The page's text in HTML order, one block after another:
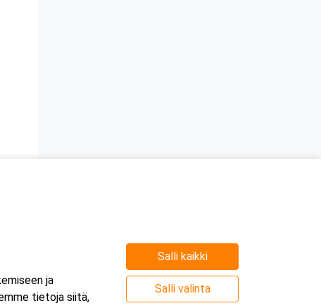
ja
tietoja siitä,
Salli kaikki
Salli valinta